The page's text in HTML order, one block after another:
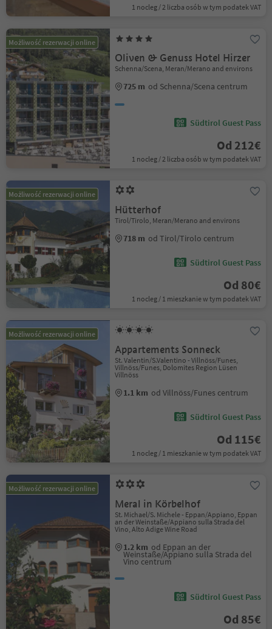
1 nocleg / 2 liczba osób w tym podatek VAT
Możliwość rezerwacji online
Oliven & Genuss Hotel Hirzer
Schenna/Scena, Meran/Merano and environs
725 m od Schenna/Scena centrum
Südtirol Guest Pass
Od 212€
1 nocleg / 2 liczba osób w tym podatek VAT
Możliwość rezerwacji online
Hütterhof
Tirol/Tirolo, Meran/Merano and environs
718 m od Tirol/Tirolo centrum
Südtirol Guest Pass
Od 80€
1 nocleg / 1 mieszkanie w tym podatek VAT
Możliwość rezerwacji online
Appartements Sonneck
St. Valentin/S.Valentino - Villnöss/Funes,
Villnöss/Funes, Dolomites Region Lüsen
Villnöss
1.1 km od Villnöss/Funes centrum
Südtirol Guest Pass
Od 115€
1 nocleg / 1 mieszkanie w tym podatek VAT
Możliwość rezerwacji online
Meral in Körbelhof
St. Michael/S. Michele - Eppan/Appiano, Eppan
an der Weinstaße/Appiano sulla Strada del
Vino, Alto Adige Wine Road
1.2 km od Eppan an der
Weinstaße/Appiano sulla Strada del
Vino centrum
Südtirol Guest Pass
Od 85€